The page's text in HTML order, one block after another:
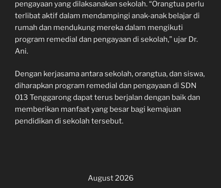
pengayaan yang dilaksanakan sekolah. “Orangtua perlu
terlibat aktif dalam mendampingi anak-anak belajar di
rumah dan mendukung mereka dalam mengikuti
program remedial dan pengayaan di sekolah,” ujar Dr.
Ani.
Dengan kerjasama antara sekolah, orangtua, dan siswa,
diharapkan program remedial dan pengayaan di SDN
013 Tenggarong dapat terus berjalan dengan baik dan
memberikan manfaat yang besar bagi kemajuan
pendidikan di sekolah tersebut.
August 2026